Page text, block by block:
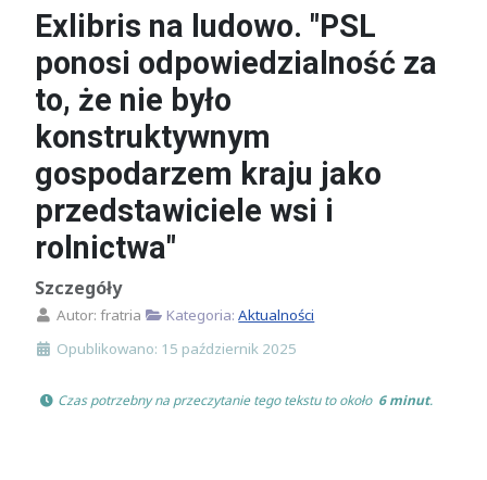
Exlibris na ludowo. "PSL
ponosi odpowiedzialność za
to, że nie było
konstruktywnym
gospodarzem kraju jako
przedstawiciele wsi i
rolnictwa"
Szczegóły
Autor: fratria Kategoria:Aktualności
Opublikowano: 15 październik 2025
Czas potrzebny na przeczytanie tego tekstu to około 6 minut.